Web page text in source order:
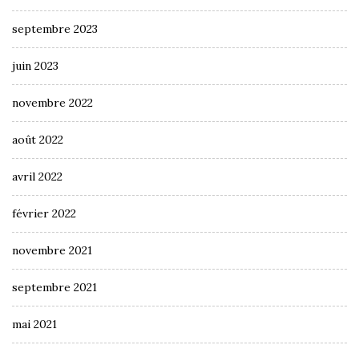
septembre 2023
juin 2023
novembre 2022
août 2022
avril 2022
février 2022
novembre 2021
septembre 2021
mai 2021